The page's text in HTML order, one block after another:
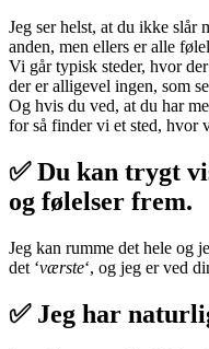
Jeg ser helst, at du ikke slår
anden, men ellers er alle
Vi går typisk steder, hvor
der er alligevel ingen, som
Og hvis du ved, at du har
for så finder vi et sted, hvor
✅ Du kan trygt
og følelser frem.
Jeg kan rumme det hele og
det ‘værste‘, og jeg er ved
✅ Jeg har